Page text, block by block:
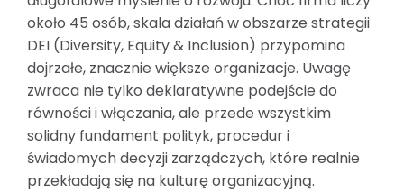
około 45 osób, skala działań w obszarze strategii
DEI (Diversity, Equity & Inclusion) przypomina
dojrzałe, znacznie większe organizacje. Uwagę
zwraca nie tylko deklaratywne podejście do
równości i włączania, ale przede wszystkim
solidny fundament polityk, procedur i
świadomych decyzji zarządczych, które realnie
przekładają się na kulturę organizacyjną.